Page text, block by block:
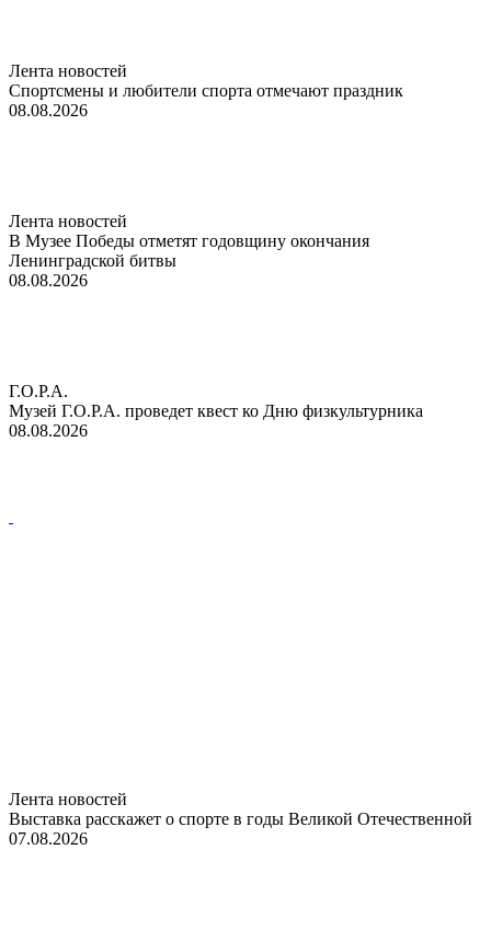
Лента новостей
Спортсмены и любители спорта отмечают праздник
08.08.2026
Лента новостей
В Музее Победы отметят годовщину окончания
Ленинградской битвы
08.08.2026
Г.О.Р.А.
Музей Г.О.Р.А. проведет квест ко Дню физкультурника
08.08.2026
Лента новостей
Выставка расскажет о спорте в годы Великой Отечественной
07.08.2026